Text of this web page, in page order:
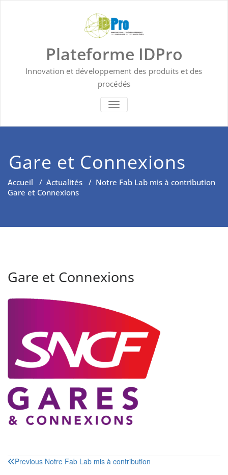
Plateforme IDPro
Innovation et développement des produits et des
procédés
BASCULER LA NAVIGATION
Gare et Connexions
Accueil / Actualités / Notre Fab Lab mis à contribution
Gare et Connexions
Gare et Connexions
Navigation
Previous Notre Fab Lab mis à contribution